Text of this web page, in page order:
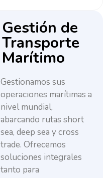
Gestión de
Transporte
Marítimo
Gestionamos sus
operaciones marítimas a
nivel mundial,
abarcando rutas short
sea, deep sea y cross
trade. Ofrecemos
soluciones integrales
tanto para